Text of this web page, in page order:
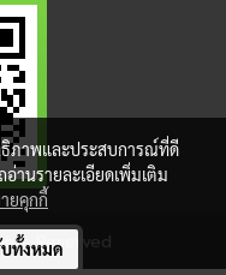
Reserved
ธิภาพและประสบการณ์ที่ดี
านรายละเอียดเพิ่มเติม
ยคุกกี้
ทั้งหมด